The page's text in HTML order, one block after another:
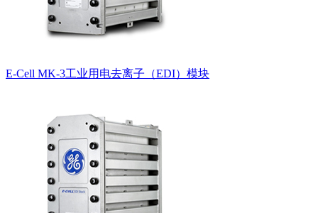
E-Cell MK-3工业用电去离子（EDI）模块